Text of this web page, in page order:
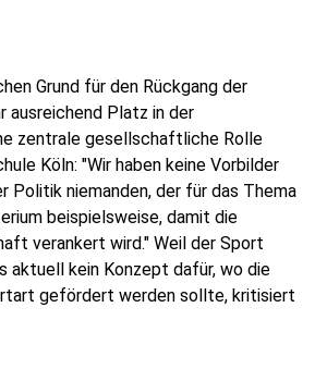
Grund für den Rückgang der
ausreichend Platz in der
zentrale gesellschaftliche Rolle
Köln: "Wir haben keine Vorbilder
Politik niemanden, der für das Thema
beispielsweise, damit die
verankert wird." Weil der Sport
aktuell kein Konzept dafür, wo die
gefördert werden sollte, kritisiert